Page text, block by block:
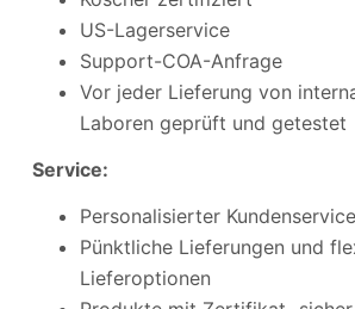
US-Lagerservice
Support-COA-Anfrage
Vor jeder Lieferung von
Laboren geprüft und getestet
Service:
Personalisierter Kundenservice
Pünktliche Lieferungen und
Lieferoptionen